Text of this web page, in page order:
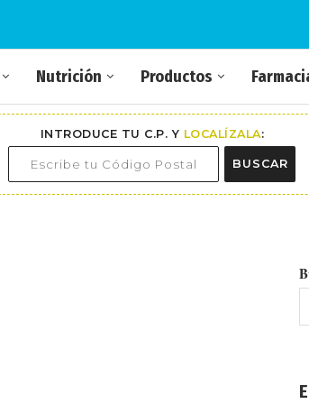
Nutrición Productos
INTRODUCE TU C.P. Y LOCALÍZALA:
BUSCAR